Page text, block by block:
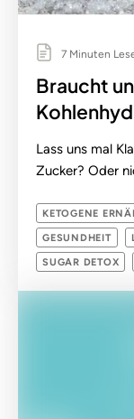
7 Minuten
Braucht
Lass uns mal
Zucker? Oder
KETOGENE
GESUNDHEIT
SUGAR DETOX